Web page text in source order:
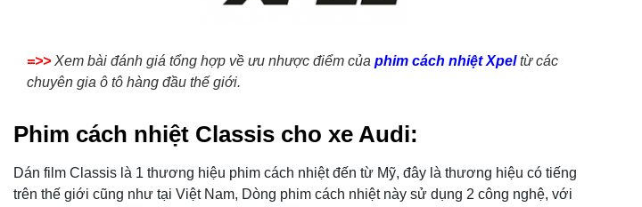
=>> Xem bài đánh giá tổng hợp về ưu nhược điểm của phim cách nhiệt Xpeltừ các
chuyên gia ô tô hàng đầu thế giới.
Phim cách nhiệt Classis cho xe Audi:
Dán film Classis là 1 thương hiệu phim cách nhiệt đến từ Mỹ, đây là thương hiệu có tiếng
trên thế giới cũng như tại Việt Nam, Dòng phim cách nhiệt này sử dụng 2 công nghệ, với